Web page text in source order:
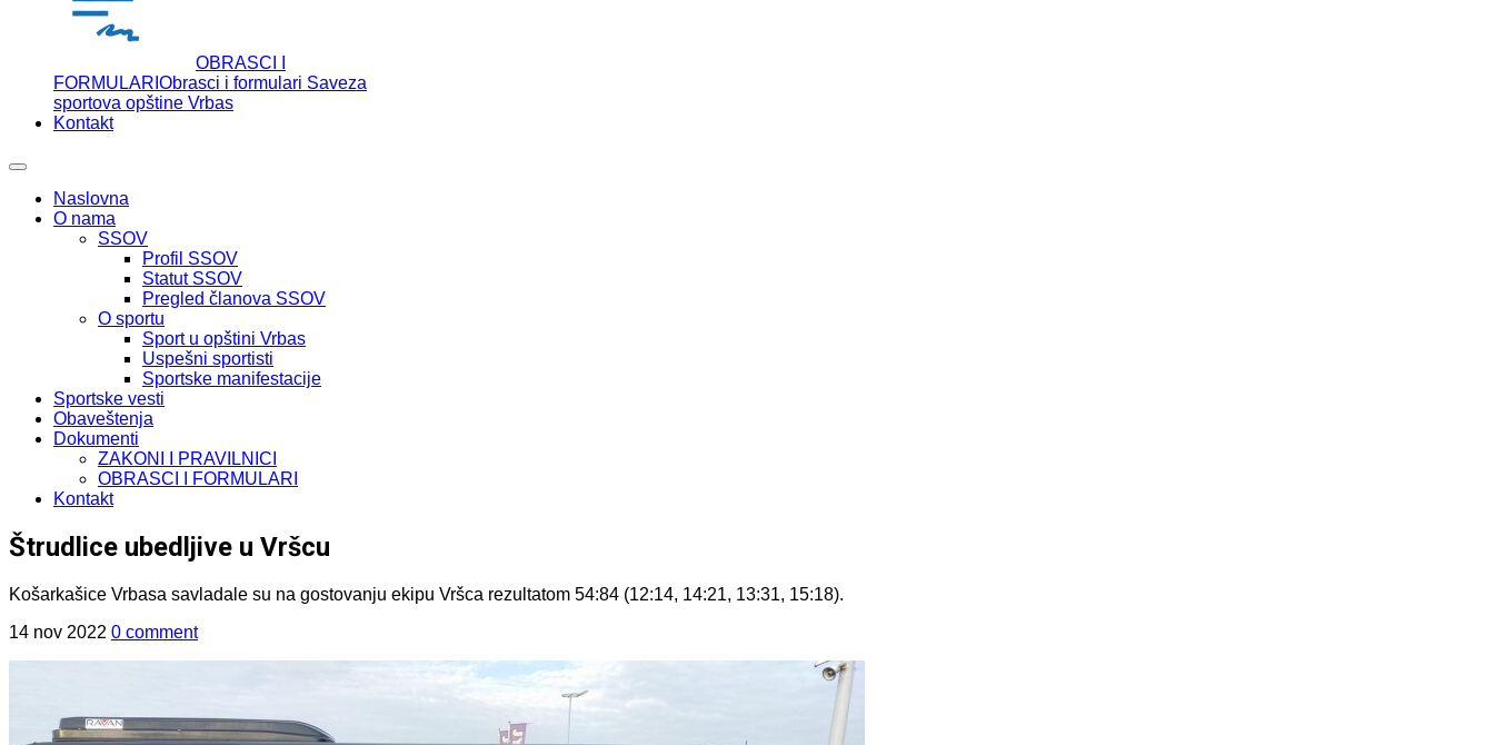
OBRASCI I
FORMULARI Obrasci i formulari Saveza
sportova opštine Vrbas
Kontakt
Naslovna
O nama
SSOV
Profil SSOV
Statut SSOV
Pregled članova SSOV
O sportu
Sport u opštini Vrbas
Uspešni sportisti
Sportske manifestacije
Sportske vesti
Obaveštenja
Dokumenti
ZAKONI I PRAVILNICI
OBRASCI I FORMULARI
Kontakt
Štrudlice ubedljive u Vršcu
Košarkašice Vrbasa savladale su na gostovanju ekipu Vršca rezultatom 54:84 (12:14, 14:21, 13:31, 15:18).
14 nov 2022 0 comment